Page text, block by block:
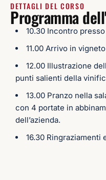
DETTAGLI DEL CORSO
Programma
10.30 Incontro
11.00 Arrivo in
12.00 Illustrazione
punti salienti della
13.00 Pranzo nella
con 4 portate in
dell’azienda.
16.30 Ringraziamenti